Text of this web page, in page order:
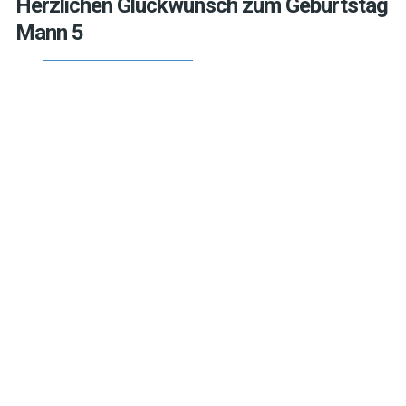
Herzlichen Glückwunsch zum Geburtstag
Mann 5